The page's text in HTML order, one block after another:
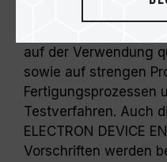
TEAMGROUP Inc. an
auf der Verwendung
sowie auf strengen
Fertigungsprozessen
Testverfahren. Auch
ELECTRON DEVICE
Vorschriften werden